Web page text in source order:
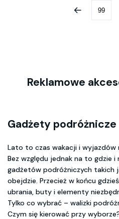
Reklamowe
Gadżety podróżnicze
Lato to czas wakacji i wyjazdów
Bez względu jednak na to gdzie i
gadżetów podróżniczych takich
obejdzie. Przecież w końcu
ubrania, buty i elementy
Tylko co wybrać – walizki
Czym się kierować przy